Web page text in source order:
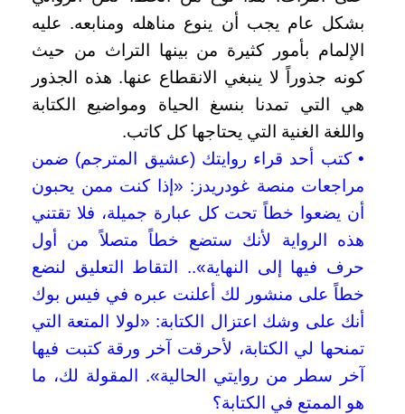
بشكل عام يجب أن ينوع مناهله ومنابعه. عليه
الإلمام بأمور كثيرة من بينها التراث من حيث
كونه جذوراً لا ينبغي الانقطاع عنها. هذه الجذور
هي التي تمدنا بنسغ الحياة ومواضيع الكتابة
واللغة الغنية التي يحتاجها كل كاتب.
• كتب أحد قراء روايتك (عشيق المترجم) ضمن
مراجعات منصة غودريدز: «إذا كنت ممن يحبون
أن يضعوا خطاً تحت كل عبارة جميلة، فلا تقتني
هذه الرواية لأنك ستضع خطاً متصلاً من أول
حرف فيها إلى النهاية».. التقاط التعليق لنضع
خطاً على منشور لك أعلنت عبره في فيس بوك
أنك على وشك اعتزال الكتابة: «لولا المتعة التي
تمنحها لي الكتابة، لأحرقت آخر ورقة كتبت فيها
آخر سطر من روايتي الحالية». المقولة لك، ما
هو الممتع في الكتابة؟